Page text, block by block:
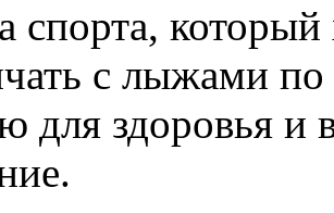
спорта,
с лыжами
для здоровья и